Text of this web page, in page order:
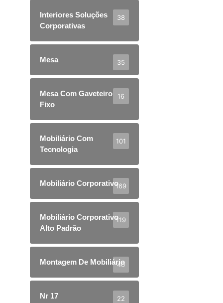
Interiores Soluções
Corporativas
38
Mesa 35
Mesa Com Gaveteiro
Fixo
16
Mobiliário Com
Tecnologia
101
Mobiliário Corporativo169
Mobiliário Corporativo
Alto Padrão
119
Montagem De Mobiliário
40
Nr 17 22